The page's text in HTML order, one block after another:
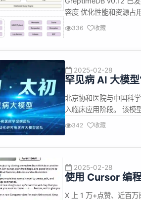
容度 优化性能和资源占
数vec_add、hll_state
336 收藏
2025-02-28
罕见病 AI 大模型
北京协和医院与中国科
入临床应用阶段。 该模
撑，是国际首个符合中
342 收藏
2025-02-28
使用 Cursor 编
X 上 1 万+点赞、近百